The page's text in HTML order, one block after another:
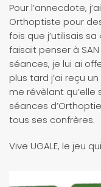
Pour l’annecdote,
Orthoptiste pour
fois que j’utilisais
faisait penser à SAN
séances, je lui ai
plus tard j’ai reçu
me révèlant qu’elle
séances
tous ses confrères.
Vive UGALE, le jeu